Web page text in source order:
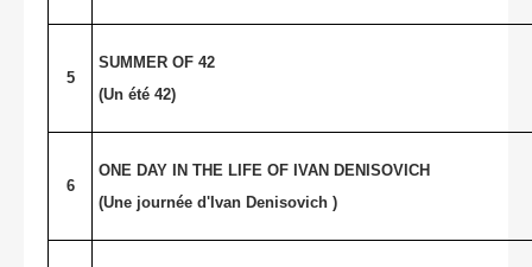
5
SUMMER OF 42
(Un été 42)
6
ONE DAY IN THE LIFE OF IVAN DENISOVICH
(Une journée d'Ivan Denisovich )